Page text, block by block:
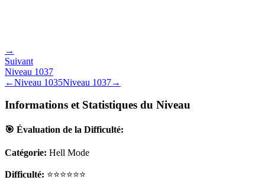
→
Suivant
Niveau 1037
←Niveau 1035Niveau 1037→
Informations et Statistiques du Niveau
🎯 Évaluation de la Difficulté:
Catégorie: Hell Mode
Difficulté: ⭐⭐⭐⭐⭐⭐